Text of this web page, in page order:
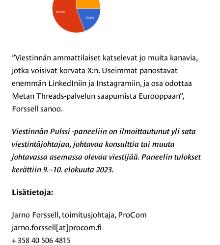
”Viestinnän ammattilaiset katselevat jo muita kanavia,
jotka voisivat korvata X:n. Useimmat panostavat
enemmän LinkedIniin ja Instagramiin, ja osa odottaa
Metan Threads-palvelun saapumista Eurooppaan”,
Forssell sanoo.
Viestinnän Pulssi -paneeliin on ilmoittautunut yli sata
viestintäjohtajaa, johtavaa konsulttia tai muuta
johtavassa asemassa olevaa viestijää. Paneelin tulokset
kerättiin 9.–10. elokuuta 2023.
Lisätietoja:
Jarno Forssell, toimitusjohtaja, ProCom
jarno.forssell[at]procom.fi
+ 358 40 506 4815